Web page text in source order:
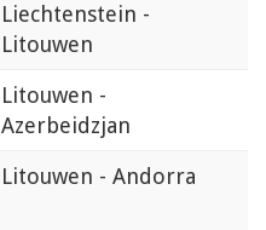
Liechtenstein -
Litouwen
Litouwen -
Azerbeidzjan
Litouwen - Andorra